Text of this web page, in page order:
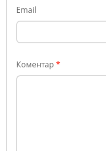
Email
Коментар *